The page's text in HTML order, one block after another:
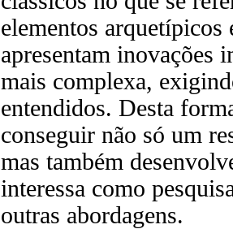
elementos
apresentam inovações
mais complexa,
entendidos. Desta
conseguir não só um
mas também
interessa como
outras abordagens.